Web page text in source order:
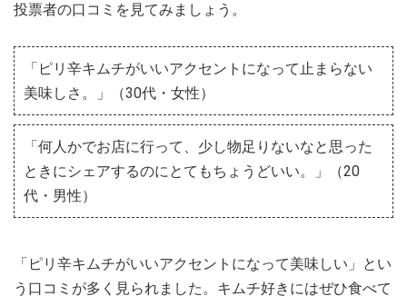
投票者の口コミを見てみましょう。
「ピリ辛キムチがいいアクセントになって止まらない
美味しさ。」（30代・女性）
「何人かでお店に行って、少し物足りないなと思った
ときにシェアするのにとてもちょうどいい。」（20
代・男性）
「ピリ辛キムチがいいアクセントになって美味しい」とい
う口コミが多く見られました。キムチ好きにはぜひ食べて